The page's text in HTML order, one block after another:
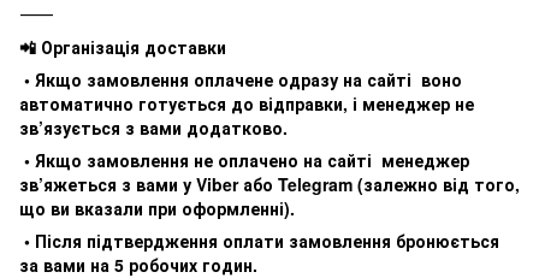
⸻
📲 Організація доставки
• Якщо замовлення оплачене одразу на сайті воно
автоматично готується до відправки, і менеджер не
зв’язується з вами додатково.
• Якщо замовлення не оплачено на сайті менеджер
зв’яжеться з вами у Viber або Telegram (залежно від того,
що ви вказали при оформленні).
• Після підтвердження оплати замовлення бронюється
за вами на 5 робочих годин.